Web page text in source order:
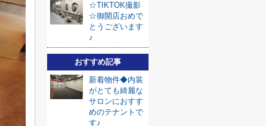
☆TIKTOK撮影
☆御開店おめで
とうございます
♪
おすすめ記事
新着物件◆内装
がとても綺麗な
サロンにおすす
めのテナントで
す♪